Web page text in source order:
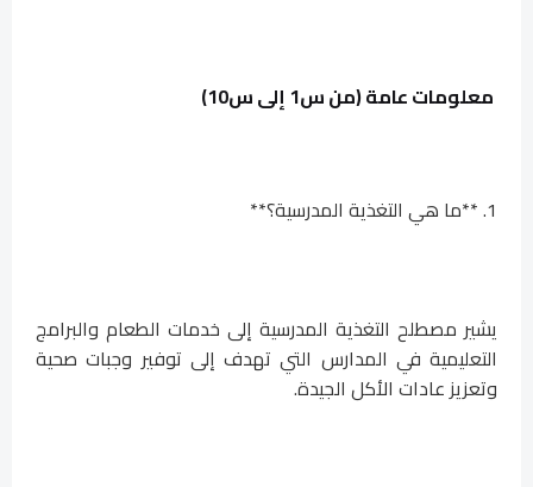
معلومات عامة (من س1 إلى س10)
1. **ما هي التغذية المدرسية؟**
يشير مصطلح التغذية المدرسية إلى خدمات الطعام والبرامج
التعليمية في المدارس التي تهدف إلى توفير وجبات صحية
وتعزيز عادات الأكل الجيدة.